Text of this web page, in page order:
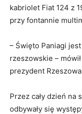
kabriolet Fiat 124 z
przy fontannie
– Święto Paniagi
rzeszowskie –
prezydent
Przez cały dzień
odbywały się